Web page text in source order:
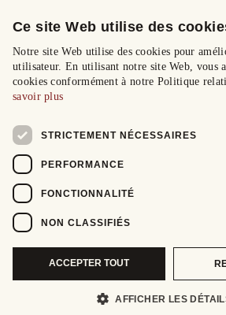
Ce site Web utilise des
Notre site Web utilise des cookies pour
utilisateur. En utilisant notre site Web, vous
cookies conformément à notre Politique
savoir plus
STRICTEMENT NÉCESSAIRES
PERFORMANCE
FONCTIONNALITÉ
NON CLASSIFIÉS
ACCEPTER TOUT
AFFICHER LES